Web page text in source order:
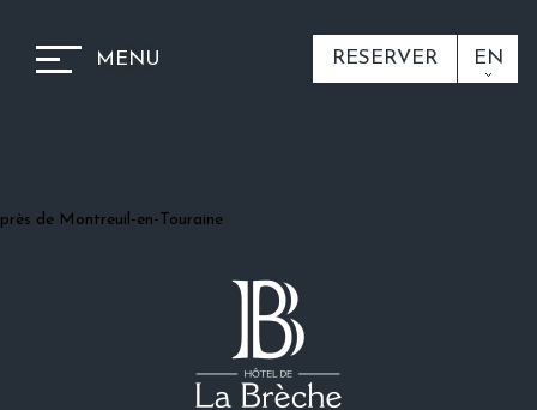
MENU RESERVER EN
près de Montreuil-en-Touraine